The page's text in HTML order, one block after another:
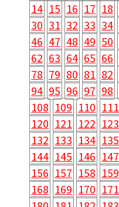
14 15 16 17 18
30 31 32 33 34
46 47 48 49 50
62 63 64 65 66
78 79 80 81 82
94 95 96 97 98
108 109 110 111
120 121 122 123
132 133 134 135
144 145 146 147
156 157 158 159
168 169 170 171